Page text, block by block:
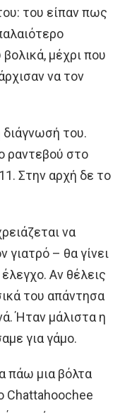
του είπαν πως
μέχρι που
να τον
διάγνωσή του.
ραντεβού στο
Στην αρχή δε το
να
γιατρό – θα γίνει
Αν θέλεις
του απάντησα
Ήταν μάλιστα η
για γάμο.
πάω μια βόλτα
Chattahoochee